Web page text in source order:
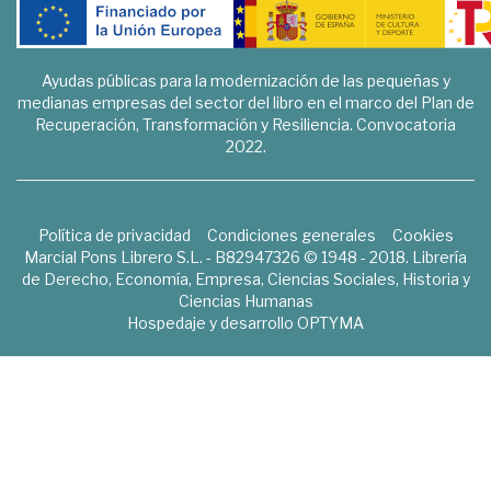
Ayudas públicas para la modernización de las pequeñas y
medianas empresas del sector del libro en el marco del Plan de
Recuperación, Transformación y Resiliencia. Convocatoria
2022.
Política de privacidad Condiciones generales
Cookies
Marcial Pons Librero S.L. - B82947326 © 1948 - 2018. Librería
de Derecho, Economía, Empresa, Ciencias Sociales, Historia y
Ciencias Humanas
Hospedaje y desarrollo OPTYMA